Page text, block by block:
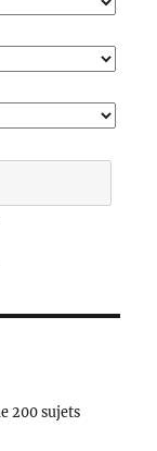
200 sujets